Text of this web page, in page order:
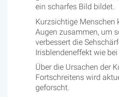
ein scharfes Bild bildet.
Kurzsichtige Menschen
Augen zusammen, um
verbessert die
Irisblendeneffekt wie
Über die Ursachen der
Fortschreitens wird
geforscht.